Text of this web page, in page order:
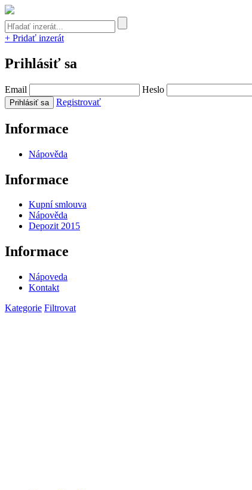
+ Pridať inzerát
Prihlásiť sa
Email
Heslo
Registrovať
Informace
Nápověda
Informace
Kupní smlouva
Nápověda
Depozit 2015
Informace
Nápoveda
Kontakt
Kategorie Filtrovat